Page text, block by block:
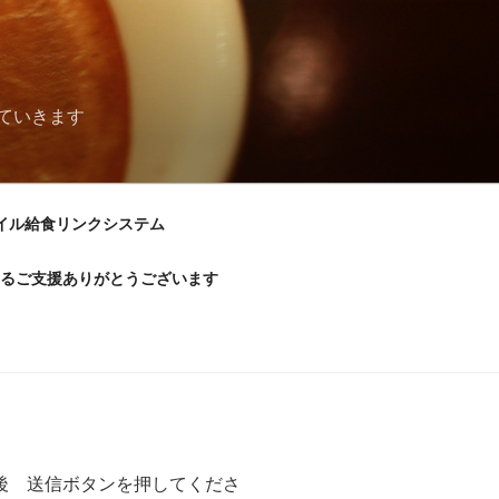
いきます
ル給食リンクシステム
ご支援ありがとうございます
送信ボタンを押してくださ